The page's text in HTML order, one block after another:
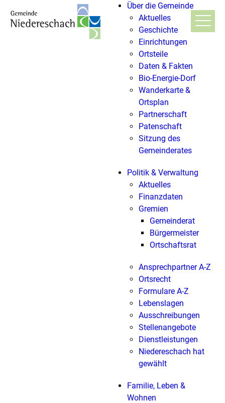
Über die Gemeinde
Aktuelles
Geschichte
Einrichtungen
Ortsteile
Daten & Fakten
Bio-Energie-Dorf
Wanderkarte &
Ortsplan
Partnerschaft
Patenschaft
Sitzung des
Gemeinderates
Politik & Verwaltung
Aktuelles
Finanzdaten
Gremien
Gemeinderat
Bürgermeister
Ortschaftsrat
Ansprechpartner A-Z
Ortsrecht
Formulare A-Z
Lebenslagen
Ausschreibungen
Stellenangebote
Dienstleistungen
Niedereschach hat
gewählt
Familie, Leben &
Wohnen